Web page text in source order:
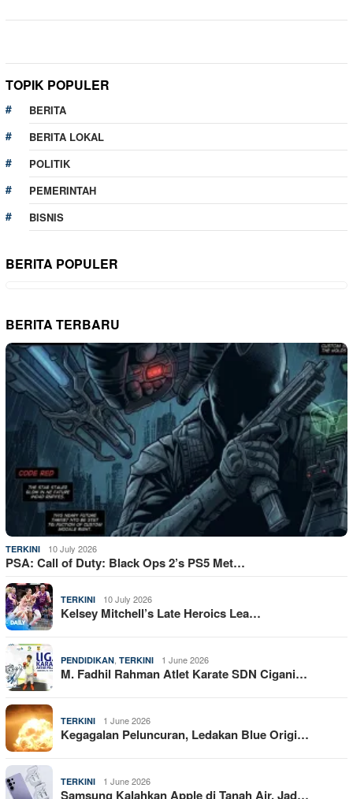
TOPIK POPULER
BERITA
BERITA LOKAL
POLITIK
PEMERINTAH
BISNIS
BERITA POPULER
BERITA TERBARU
TERKINI 10 July 2026
PSA: Call of Duty: Black Ops 2’s PS5 Met…
TERKINI 10 July 2026
Kelsey Mitchell’s Late Heroics Lea…
PENDIDIKAN TERKINI 1 June 2026
M. Fadhil Rahman Atlet Karate SDN Cigani…
TERKINI 1 June 2026
Kegagalan Peluncuran, Ledakan Blue Origi…
TERKINI 1 June 2026
Samsung Kalahkan Apple di Tanah Air, Jad…